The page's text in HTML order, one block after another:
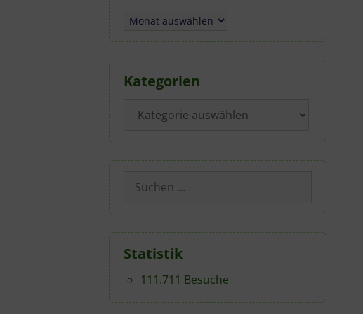
Archiv
Kategorien
Suchen
nach:
Statistik
111.711 Besuche